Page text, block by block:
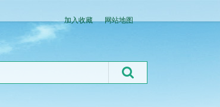
加入收藏 网站地图